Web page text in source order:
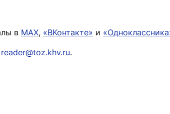
в MAX, «ВКонтакте» и
reader@toz.khv.ru.